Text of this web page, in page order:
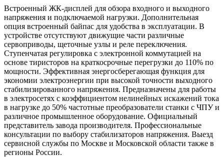
Встроенный ЖК-дисплей для обзора входного и выходного
напряжения и подключаемой нагрузки. Дополнительная
опция встроенный байпас для удобства в эксплуатации. В
устройстве отсутствуют движущие части различные
сервоприводы, щеточные узлы и реле переключения.
Ступенчатая регулировка с электронной коммутацией на
основе тиристоров на краткосрочные перегрузки до 110% по
мощности. Эффективная энергосберегающая функция для
экономии электроэнергии при высокой точности выходного
стабилизированного напряжения. Предназначены для работы
в электросетях с коэффициентом нелинейных искажений тока
в нагрузке до 50% частотные преобразователи станки с ЧПУ и
различное промышленное оборудование. Официальный
представитель завода производителя. Профессиональные
консультации по выбору стабилизаторов напряжения. Выезд
сервисной службы по Москве и Московской области также в
регионы России.